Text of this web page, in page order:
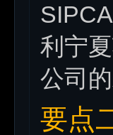
利宁
公司
要点